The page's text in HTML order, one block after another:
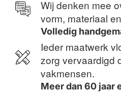
Wij denken mee
vorm, materiaal
Volledig
Ieder maatwerk
zorg vervaardigd
vakmensen.
Meer dan 60 jaar